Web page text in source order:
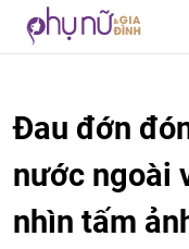
Đau đớn
nước ngoài
nhìn tấm